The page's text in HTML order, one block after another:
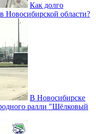
Как долго
Новосибирской области?
В Новосибирске
ралли "Шёлковый